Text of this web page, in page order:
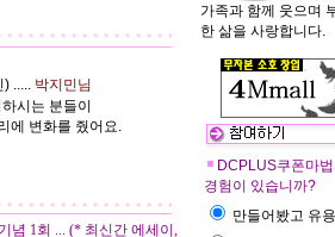
) ..... 박지민님
시는 분들이
에 변화를 줬어요.
념 1회 ... (* 최신간 에세이,
가족과 함께 웃으며
한 삶을 사랑합니다.
DCPLUS쿠폰마
경험이 있습니까?
만들어봤고 유